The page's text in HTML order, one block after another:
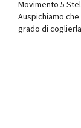
Movimento 5
Auspichiamo
grado di